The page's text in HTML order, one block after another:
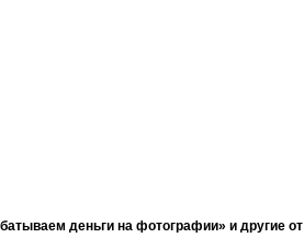
деньги на фотографии» и другие от